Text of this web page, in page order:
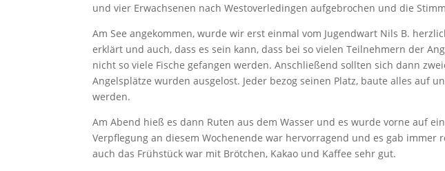
und vier Erwachsenen nach Westoverledingen aufgebrochen und die
Am See angekommen, wurde wir erst einmal vom Jugendwart Nils B.
erklärt und auch, dass es sein kann, dass bei so vielen Teilnehmern der
nicht so viele Fische gefangen werden. Anschließend sollten sich dann
Angelsplätze wurden ausgelost. Jeder bezog seinen Platz, baute alles auf
werden.
Am Abend hieß es dann Ruten aus dem Wasser und es wurde vorne auf
Verpflegung an diesem Wochenende war hervorragend und es gab immer
auch das Frühstück war mit Brötchen, Kakao und Kaffee sehr gut.